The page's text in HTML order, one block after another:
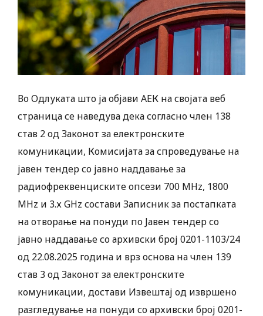
Во Одлуката што ја објави АЕК на својата веб
страница се наведува дека согласно член 138
став 2 од Законот за електронските
комуникации, Комисијата за спроведување на
јавен тендер со јавно наддавање за
радиофреквенциските опсези 700 MHz, 1800
MHz и 3.х GHz состави Записник за постапката
на отворање на понуди по Јавен тендер со
јавно наддавање со архивски број 0201-1103/24
од 22.08.2025 година и врз основа на член 139
став 3 од Законот за електронските
комуникации, достави Извештај од извршено
разгледување на понуди со архивски број 0201-